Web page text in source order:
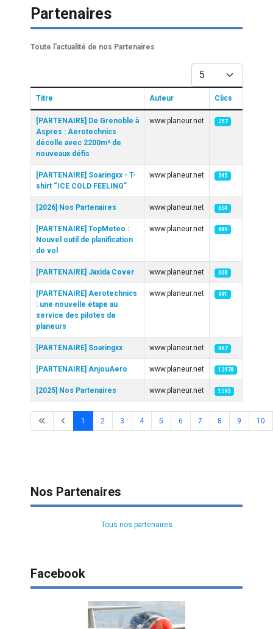
Partenaires
Toute l'actualité de nos Partenaires
Titre Auteur Clics
[PARTENAIRE] De Grenoble à
Aspres : Aerotechnics
décolle avec 2200m² de
nouveaux défis
www.planeur.net 257
[PARTENAIRE] Soaringxx - T-
shirt “ICE COLD FEELING”
www.planeur.net 545
[2026] Nos Partenaires www.planeur.net 654
[PARTENAIRE] TopMeteo :
Nouvel outil de planification
de vol
www.planeur.net 689
[PARTENAIRE] Jaxida Cover www.planeur.net 608
[PARTENAIRE] Aerotechnics
: une nouvelle étape au
service des pilotes de
planeurs
www.planeur.net 991
[PARTENAIRE] Soaringxx www.planeur.net 867
[PARTENAIRE] AnjouAero www.planeur.net 12978
[2025] Nos Partenaires www.planeur.net 1593
1 2 3 4 5 6 7 8 9 10
Nos Partenaires
Tous nos partenaires
Facebook